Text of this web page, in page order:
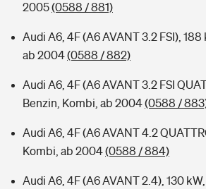
2005(0588 / 881)
Audi A6, 4F (A6 AVANT 3.2 FSI), 188
ab 2004(0588 / 882)
Audi A6, 4F (A6 AVANT 3.2 FSI
Benzin, Kombi, ab 2004(0588 /
Audi A6, 4F (A6 AVANT 4.2
Kombi, ab 2004(0588 / 884)
Audi A6, 4F (A6 AVANT 2.4), 130